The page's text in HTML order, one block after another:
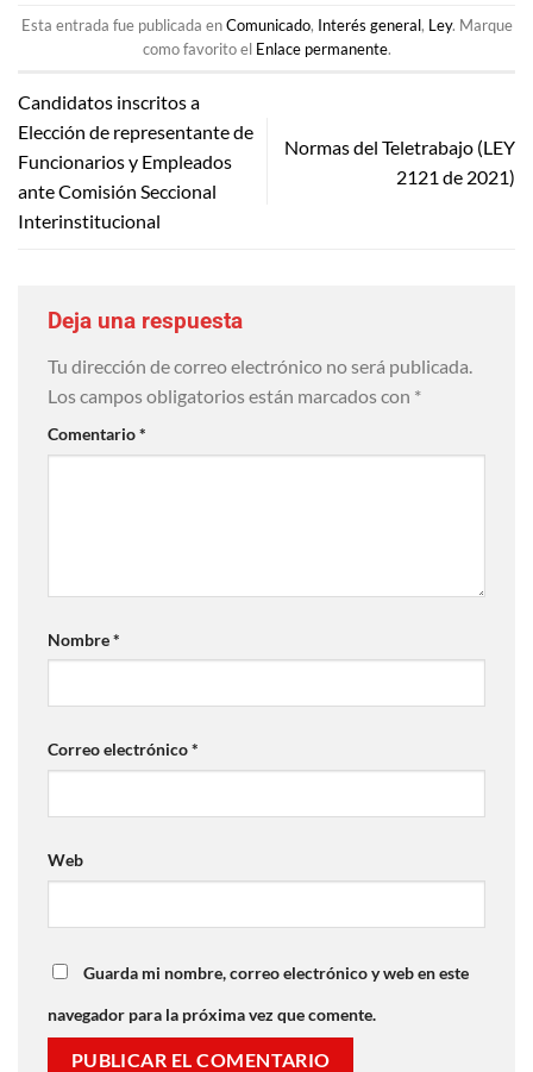
Esta entrada fue publicada enComunicado, Interés general, Ley. Marque
como favorito el Enlace permanente.
Candidatos inscritos a
Elección de representante de
Funcionarios y Empleados
ante Comisión Seccional
Interinstitucional
Normas del Teletrabajo (LEY
2121 de 2021)
Deja una respuesta
Tu dirección de correo electrónico no será publicada.
Los campos obligatorios están marcados con *
Comentario*
Nombre*
Correo electrónico*
Web
Guarda mi nombre, correo electrónico y web en este
navegador para la próxima vez que comente.